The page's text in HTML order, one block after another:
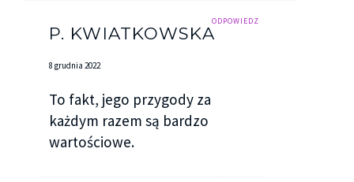
ODPOWIEDZ
P. KWIATKOWSKA
8 grudnia 2022
To fakt, jego przygody za
każdym razem są bardzo
wartościowe.